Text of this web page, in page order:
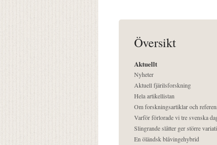
Översikt
Aktuellt
Nyheter
Aktuell fjärilsforskning
Hela artikellistan
Om forskningsartiklar och
Varför förlorade vi tre svenska
Slingrande slåtter ger större
En öländsk blåvingehybrid